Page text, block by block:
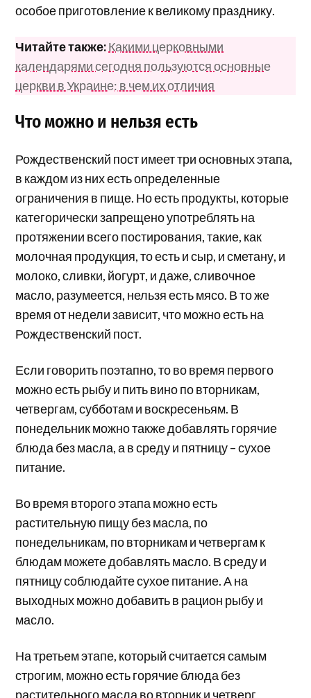
особое приготовление к великому празднику.
Читайте также:Какими церковными
календарями сегодня пользуются основные
церкви в Украине: в чем их отличия
Что можно и нельзя есть
Рождественский пост имеет три основных этапа,
в каждом из них есть определенные
ограничения в пище. Но есть продукты, которые
категорически запрещено употреблять на
протяжении всего постирования, такие, как
молочная продукция, то есть и сыр, и сметану, и
молоко, сливки, йогурт, и даже, сливочное
масло, разумеется, нельзя есть мясо. В то же
время от недели зависит, что можно есть на
Рождественский пост.
Если говорить поэтапно, то во время первого
можно есть рыбу и пить вино по вторникам,
четвергам, субботам и воскресеньям. В
понедельник можно также добавлять горячие
блюда без масла, а в среду и пятницу – сухое
питание.
Во время второго этапа можно есть
растительную пищу без масла, по
понедельникам, по вторникам и четвергам к
блюдам можете добавлять масло. В среду и
пятницу соблюдайте сухое питание. А на
выходных можно добавить в рацион рыбу и
масло.
На третьем этапе, который считается самым
строгим, можно есть горячие блюда без
растительного масла во вторник и четверг,